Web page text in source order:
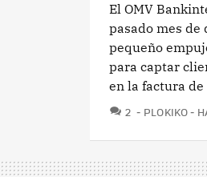
El OMV
pasado mes
pequeño
para captar
en la factura
2
PLOKIKO